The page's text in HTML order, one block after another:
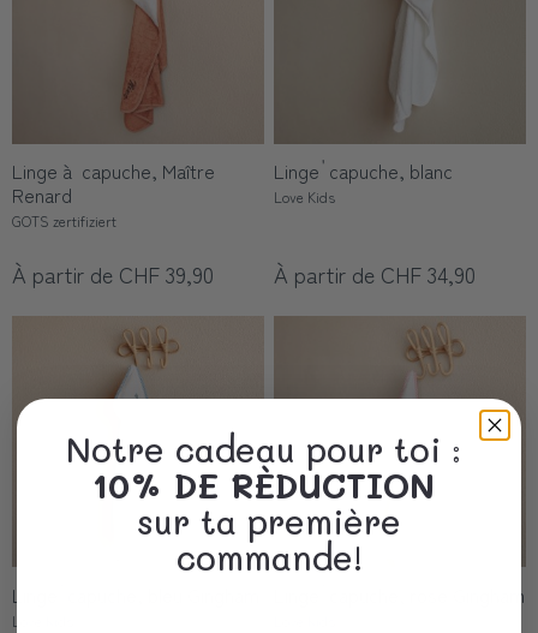
Linge à capuche, Maître
Renard
GOTS zertifiziert
À partir de CHF 39,90
Linge ࠠ capuche, blanc
Love Kids
À partir de CHF 34,90
Linge ࠠ capuche, bleu Gingham
Love Kids
Linge ࠠ capuche, rose Gingham
Notre cadeau pour toi :
10% DE RÈDUCTION
sur ta première
commande!